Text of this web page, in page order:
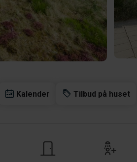
Kalender Tilbud på huset